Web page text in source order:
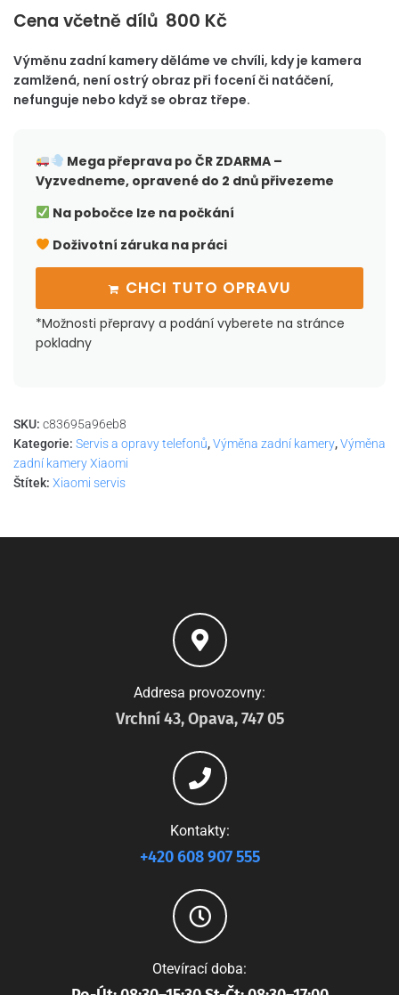
Cena včetně dílů 800 Kč
Výměnu zadní kamery děláme ve chvíli, kdy je kamera
zamlžená, není ostrý obraz při focení či natáčení,
nefunguje nebo když se obraz třepe.
Mega přeprava po ČRZDARMA –
Vyzvedneme, opravené do 2 dnů přivezeme
Na pobočce lze na počkání
Doživotní záruka na práci
CHCI TUTO OPRAVU
*Možnosti přepravy a podání vyberete na stránce
pokladny
SKU: c83695a96eb8
Kategorie: Servis a opravy telefonů,Výměna zadní kamery,Výměna
zadní kamery Xiaomi
Štítek: Xiaomi servis
Addresa provozovny:
Vrchní 43, Opava, 747 05
Kontakty:
+420 608 907 555
Otevírací doba: